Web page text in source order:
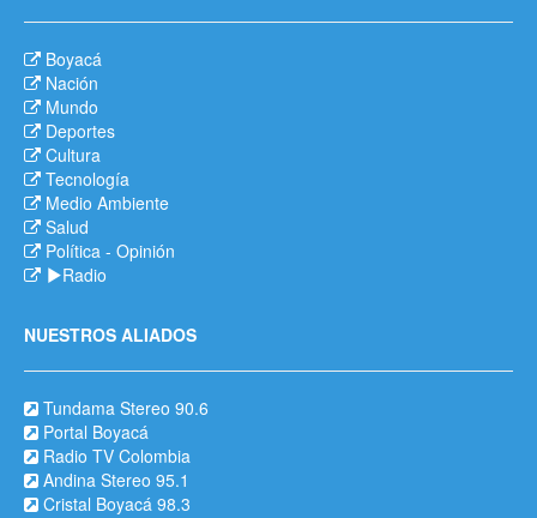
Boyacá
Nación
Mundo
Deportes
Cultura
Tecnología
Medio Ambiente
Salud
Política - Opinión
Radio
NUESTROS ALIADOS
Tundama Stereo 90.6
Portal Boyacá
Radio TV Colombia
Andina Stereo 95.1
Cristal Boyacá 98.3